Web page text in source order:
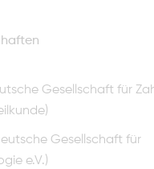
Gesellschaft für
Gesellschaft für
e.V.)